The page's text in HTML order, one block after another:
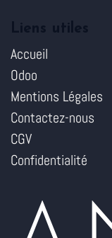
Accueil
Odoo
Mentions Légales
Contactez-nous
CGV
Confidentialité